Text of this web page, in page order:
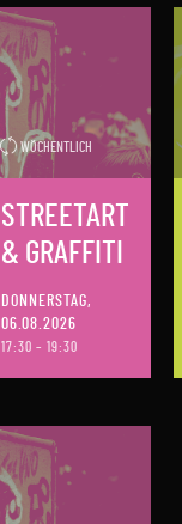
WÖCHENTLICH
STREETART
& GRAFFITI
DONNERSTAG,
06.08.2026
17:30 – 19:30